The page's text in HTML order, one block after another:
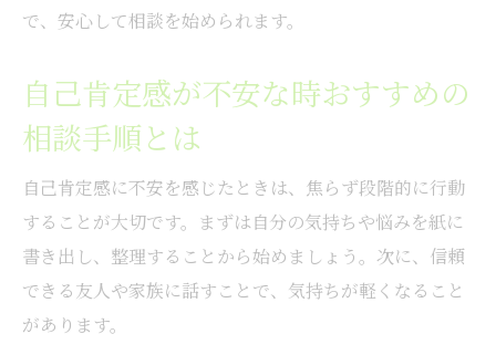
で、安心して相談を始められます。
自己肯定感が不安な時おすすめの
相談手順とは
自己肯定感に不安を感じたときは、焦らず段階的に行動
することが大切です。まずは自分の気持ちや悩みを紙に
書き出し、整理することから始めましょう。次に、信頼
できる友人や家族に話すことで、気持ちが軽くなること
があります。